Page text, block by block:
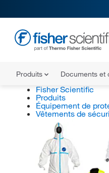
Produits Documents et
Fisher Scientific
Produits
Équipement de
Vêtements de